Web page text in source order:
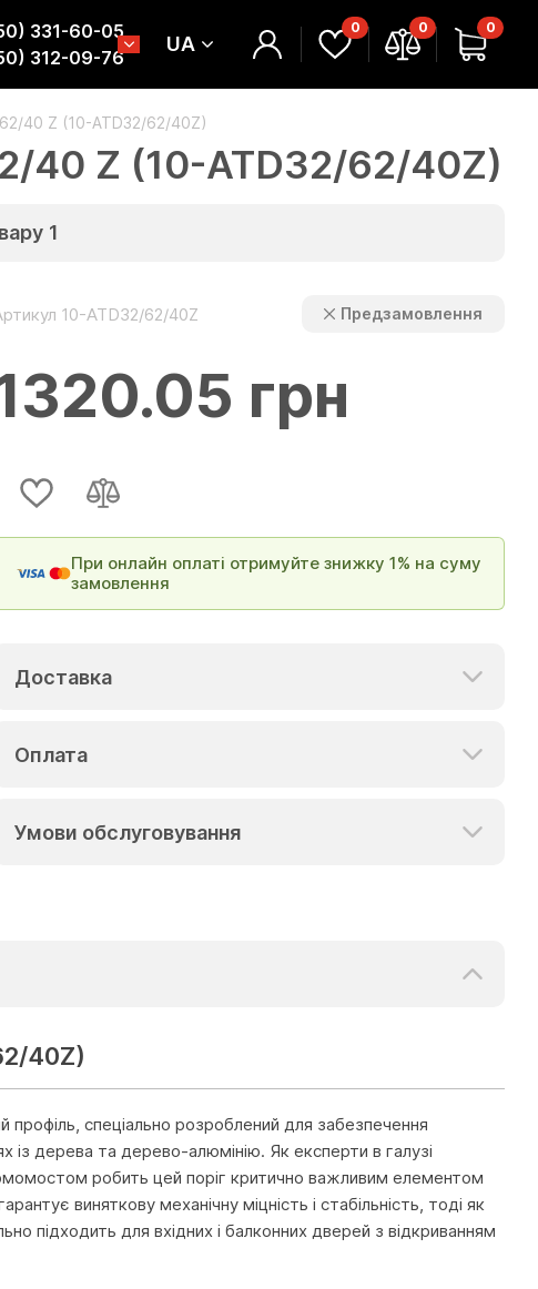
331-60-05
312-09-76
UA
0 0 0
40 Z (10-ATD32/62/40Z)
40 Z (10-ATD32/62/40Z)
1
10-ATD32/62/40Z Предзамовлення
грн
При онлайн оплаті отримуйте знижку 1% на суму
замовлення
Доставка
Оплата
Умови обслуговування
40Z)
спеціально розроблений для забезпечення
із дерева та дерево-алюмінію. Як експерти в галузі
робить цей поріг критично важливим елементом
виняткову механічну міцність і стабільність, тоді як
підходить для вхідних і балконних дверей з відкриванням